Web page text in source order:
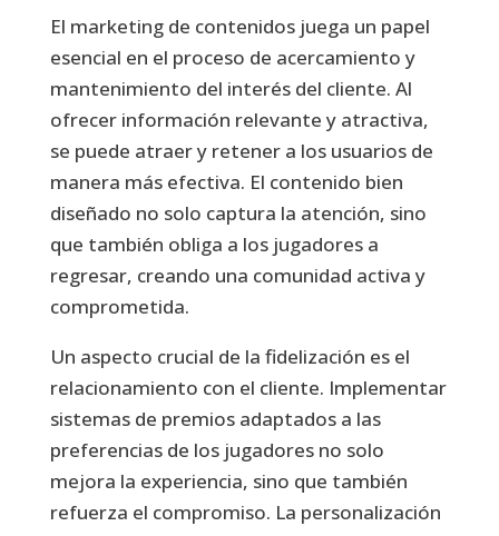
El marketing de contenidos juega un papel
esencial en el proceso de acercamiento y
mantenimiento del interés del cliente. Al
ofrecer información relevante y atractiva,
se puede atraer y retener a los usuarios de
manera más efectiva. El contenido bien
diseñado no solo captura la atención, sino
que también obliga a los jugadores a
regresar, creando una comunidad activa y
comprometida.
Un aspecto crucial de la fidelización es el
relacionamiento con el cliente. Implementar
sistemas de premios adaptados a las
preferencias de los jugadores no solo
mejora la experiencia, sino que también
refuerza el compromiso. La personalización